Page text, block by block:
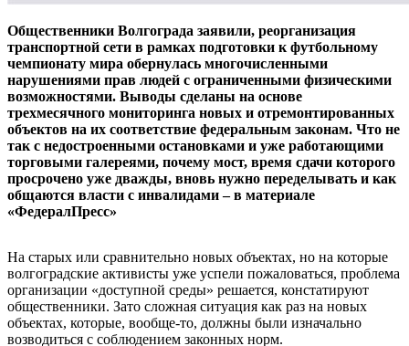
Общественники Волгограда заявили, реорганизация
транспортной сети в рамках подготовки к футбольному
чемпионату мира обернулась многочисленными
нарушениями прав людей с ограниченными физическими
возможностями. Выводы сделаны на основе
трехмесячного мониторинга новых и отремонтированных
объектов на их соответствие федеральным законам. Что не
так с недостроенными остановками и уже работающими
торговыми галереями, почему мост, время сдачи которого
просрочено уже дважды, вновь нужно переделывать и как
общаются власти с инвалидами – в материале
«ФедералПресс»
На старых или сравнительно новых объектах, но на которые
волгоградские активисты уже успели пожаловаться, проблема
организации «доступной среды» решается, констатируют
общественники. Зато сложная ситуация как раз на новых
объектах, которые, вообще-то, должны были изначально
возводиться с соблюдением законных норм.